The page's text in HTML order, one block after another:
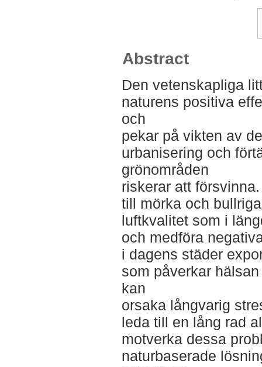
Abstract
Den vetenskapliga
naturens positiva
och
pekar på vikten av
urbanisering och
grönområden
riskerar att
till mörka och
luftkvalitet som i
och medföra
i dagens städer
som påverkar
kan
orsaka långvarig
leda till en lång rad
motverka dessa
naturbaserade